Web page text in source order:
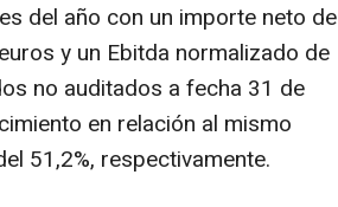
del año con un importe neto de
y un Ebitda normalizado de
no auditados a fecha 31 de
en relación al mismo
51,2%, respectivamente.